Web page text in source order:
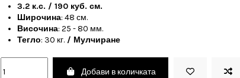
3.2 к.с. / 190 куб. см.
Широчина: 48 см.
Височина: 25 - 80 мм.
Тегло: 30 кг./ Мулчиране
Добави в количката